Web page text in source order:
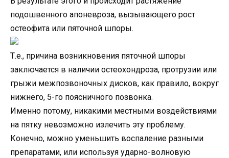
подошвенного апоневроза, вызывающего рост
остеофита или пяточной шпоры.
Т.е., причина возникновения пяточной шпоры
заключается в наличии остеохондроза, протрузии или
грыжи межпозвоночных дисков, как правило, вокруг
нижнего, 5-го поясничного позвонка.
Именно потому, никакими местными воздействиями
на пятку невозможно излечить эту проблему.
Конечно, можно уменьшить воспаление разными
препаратами, или используя ударно-волновую